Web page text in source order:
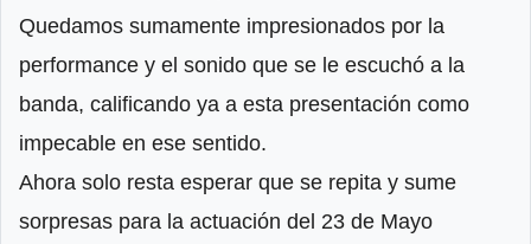
Quedamos sumamente impresionados por la
performance y el sonido que se le escuchó a la
banda, calificando ya a esta presentación como
impecable en ese sentido.
Ahora solo resta esperar que se repita y sume
sorpresas para la actuación del 23 de Mayo